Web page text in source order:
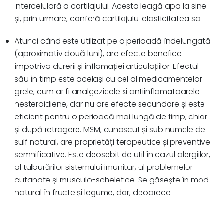
intercelulară a cartilajului. Acesta leagă apa la sine
și, prin urmare, conferă cartilajului elasticitatea sa.
Atunci când este utilizat pe o perioadă îndelungată
(aproximativ două luni), are efecte benefice
împotriva durerii și inflamației articulațiilor. Efectul
său în timp este același cu cel al medicamentelor
grele, cum ar fi analgezicele și antiinflamatoarele
nesteroidiene, dar nu are efecte secundare și este
eficient pentru o perioadă mai lungă de timp, chiar
și după retragere. MSM, cunoscut și sub numele de
sulf natural, are proprietăți terapeutice și preventive
semnificative. Este deosebit de util în cazul alergiilor,
al tulburărilor sistemului imunitar, al problemelor
cutanate și musculo-scheletice. Se găsește în mod
natural în fructe și legume, dar, deoarece